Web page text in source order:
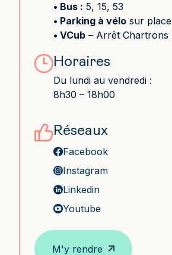
• Bus : 5, 15, 53
• Parking à vélo sur place
• VCub – Arrêt Chartrons
Horaires
Du lundi au vendredi :
8h30 – 18h00
Réseaux
Facebook
Instagram
Linkedin
Youtube
M'y rendre